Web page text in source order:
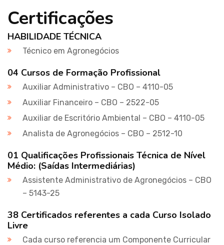
Certificações
HABILIDADE TÉCNICA
Técnico em Agronegócios
04 Cursos de Formação Profissional
Auxiliar Administrativo – CBO – 4110-05
Auxiliar Financeiro – CBO – 2522-05
Auxiliar de Escritório Ambiental – CBO – 4110-05
Analista de Agronegócios – CBO – 2512-10
01 Qualificações Profissionais Técnica de Nível
Médio: (Saídas Intermediárias)
Assistente Administrativo de Agronegócios – CBO
– 5143-25
38 Certificados referentes a cada Curso Isolado
Livre
Cada curso referencia um Componente Curricular